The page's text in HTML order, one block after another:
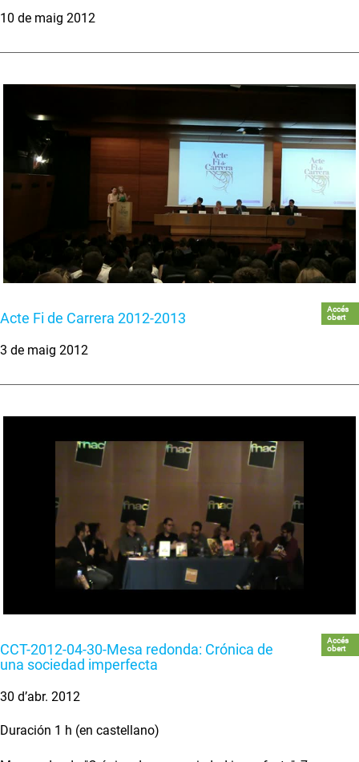
10 de maig 2012
Acte Fi de Carrera 2012-2013
Accés
obert
3 de maig 2012
CCT-2012-04-30-Mesa redonda: Crónica de
una sociedad imperfecta
Accés
obert
30 d’abr. 2012
Duración 1 h (en castellano)